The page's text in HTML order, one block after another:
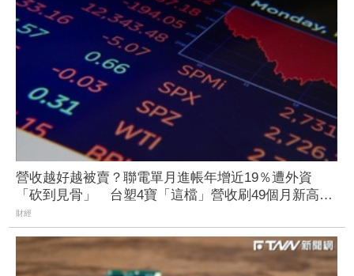
營收越好越被賣？聯電單月進帳年增近19％遭外資
「砍到見骨」 台塑4寶「這檔」營收刷49個月新高也
挨刀
財經